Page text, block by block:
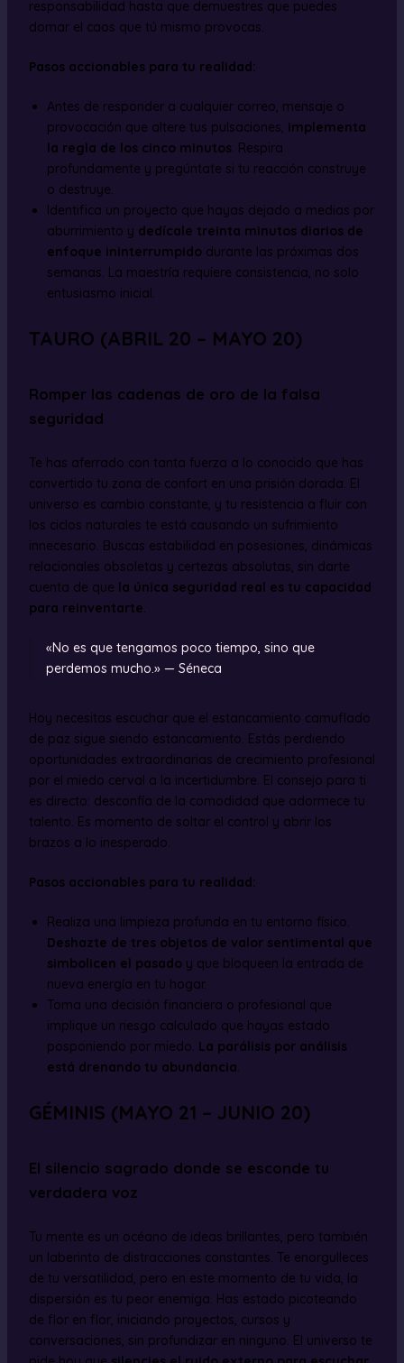
responsabilidad hasta que demuestres que puedes
domar el caos que tú mismo provocas.
Pasos accionables para tu realidad:
Antes de responder a cualquier correo, mensaje o
provocación que altere tus pulsaciones, implementa
la regla de los cinco minutos. Respira
profundamente y pregúntate si tu reacción construye
o destruye.
Identifica un proyecto que hayas dejado a medias por
aburrimiento y dedícale treinta minutos diarios de
enfoque ininterrumpidodurante las próximas dos
semanas. La maestría requiere consistencia, no solo
entusiasmo inicial.
TAURO (ABRIL 20 – MAYO 20)
Romper las cadenas de oro de la falsa
seguridad
Te has aferrado con tanta fuerza a lo conocido que has
convertido tu zona de confort en una prisión dorada. El
universo es cambio constante, y tu resistencia a fluir con
los ciclos naturales te está causando un sufrimiento
innecesario. Buscas estabilidad en posesiones, dinámicas
relacionales obsoletas y certezas absolutas, sin darte
cuenta de que la única seguridad real es tu capacidad
para reinventarte.
«No es que tengamos poco tiempo, sino que
perdemos mucho.» — Séneca
Hoy necesitas escuchar que el estancamiento camuflado
de paz sigue siendo estancamiento. Estás perdiendo
oportunidades extraordinarias de crecimiento profesional
por el miedo cerval a la incertidumbre. El consejo para ti
es directo: desconfía de la comodidad que adormece tu
talento. Es momento de soltar el control y abrir los
brazos a lo inesperado.
Pasos accionables para tu realidad:
Realiza una limpieza profunda en tu entorno físico.
Deshazte de tres objetos de valor sentimental que
simbolicen el pasadoy que bloqueen la entrada de
nueva energía en tu hogar.
Toma una decisión financiera o profesional que
implique un riesgo calculado que hayas estado
posponiendo por miedo. La parálisis por análisis
está drenando tu abundancia.
GÉMINIS (MAYO 21 – JUNIO 20)
El silencio sagrado donde se esconde tu
verdadera voz
Tu mente es un océano de ideas brillantes, pero también
un laberinto de distracciones constantes. Te enorgulleces
de tu versatilidad, pero en este momento de tu vida, la
dispersión es tu peor enemiga. Has estado picoteando
de flor en flor, iniciando proyectos, cursos y
conversaciones, sin profundizar en ninguno. El universo te